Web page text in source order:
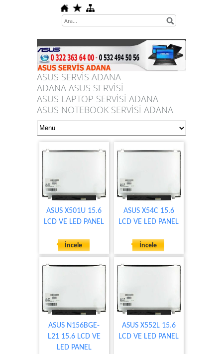
ASUS SERVİS ADANA
ADANA ASUS SERVİSİ
ASUS LAPTOP SERVİSİ ADANA
ASUS NOTEBOOK SERVİSİ ADANA
ASUS X501U 15.6
LCD VE LED PANEL
İncele
ASUS X54C 15.6
LCD VE LED PANEL
İncele
ASUS N156BGE-
L21 15.6 LCD VE
LED PANEL
ASUS X552L 15.6
LCD VE LED PANEL